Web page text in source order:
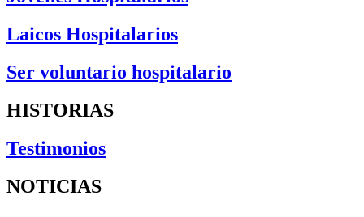
Laicos Hospitalarios
Ser voluntario hospitalario
HISTORIAS
Testimonios
NOTICIAS